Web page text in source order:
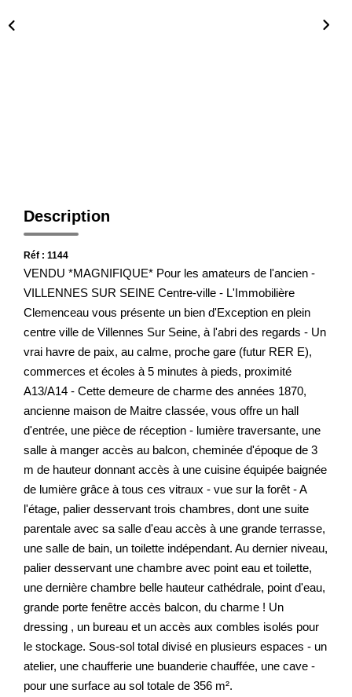
Description
Réf : 1144
VENDU *MAGNIFIQUE* Pour les amateurs de l'ancien -
VILLENNES SUR SEINE Centre-ville - L'Immobilière
Clemenceau vous présente un bien d'Exception en plein
centre ville de Villennes Sur Seine, à l'abri des regards - Un
vrai havre de paix, au calme, proche gare (futur RER E),
commerces et écoles à 5 minutes à pieds, proximité
A13/A14 - Cette demeure de charme des années 1870,
ancienne maison de Maitre classée, vous offre un hall
d'entrée, une pièce de réception - lumière traversante, une
salle à manger accès au balcon, cheminée d'époque de 3
m de hauteur donnant accès à une cuisine équipée baignée
de lumière grâce à tous ces vitraux - vue sur la forêt - A
l'étage, palier desservant trois chambres, dont une suite
parentale avec sa salle d'eau accès à une grande terrasse,
une salle de bain, un toilette indépendant. Au dernier niveau,
palier desservant une chambre avec point eau et toilette,
une dernière chambre belle hauteur cathédrale, point d'eau,
grande porte fenêtre accès balcon, du charme ! Un
dressing , un bureau et un accès aux combles isolés pour
le stockage. Sous-sol total divisé en plusieurs espaces - un
atelier, une chaufferie une buanderie chauffée, une cave -
pour une surface au sol totale de 356 m².